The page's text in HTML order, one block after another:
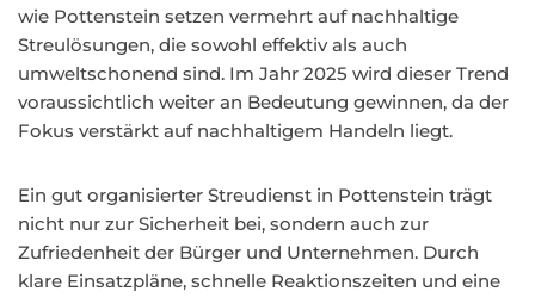
wie Pottenstein setzen vermehrt auf nachhaltige
Streulösungen, die sowohl effektiv als auch
umweltschonend sind. Im Jahr 2025 wird dieser Trend
voraussichtlich weiter an Bedeutung gewinnen, da der
Fokus verstärkt auf nachhaltigem Handeln liegt.
Ein gut organisierter Streudienst in Pottenstein trägt
nicht nur zur Sicherheit bei, sondern auch zur
Zufriedenheit der Bürger und Unternehmen. Durch
klare Einsatzpläne, schnelle Reaktionszeiten und eine